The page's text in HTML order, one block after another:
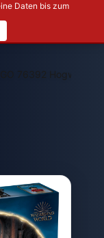
Daten bis zum
76392